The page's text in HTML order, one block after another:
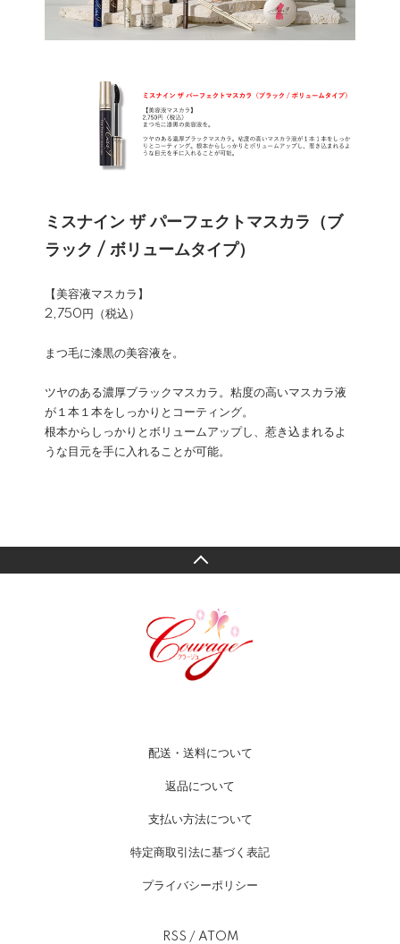
ミスナイン ザ パーフェクトマスカラ（ブ
ラック / ボリュームタイプ）
【美容液マスカラ】
2,750円（税込）
まつ毛に漆黒の美容液を。
ツヤのある濃厚ブラックマスカラ。粘度の高いマスカラ液
が１本１本をしっかりとコーティング。
根本からしっかりとボリュームアップし、惹き込まれるよ
うな目元を手に入れることが可能。
配送・送料について
返品について
支払い方法について
特定商取引法に基づく表記
プライバシーポリシー
RSS / ATOM